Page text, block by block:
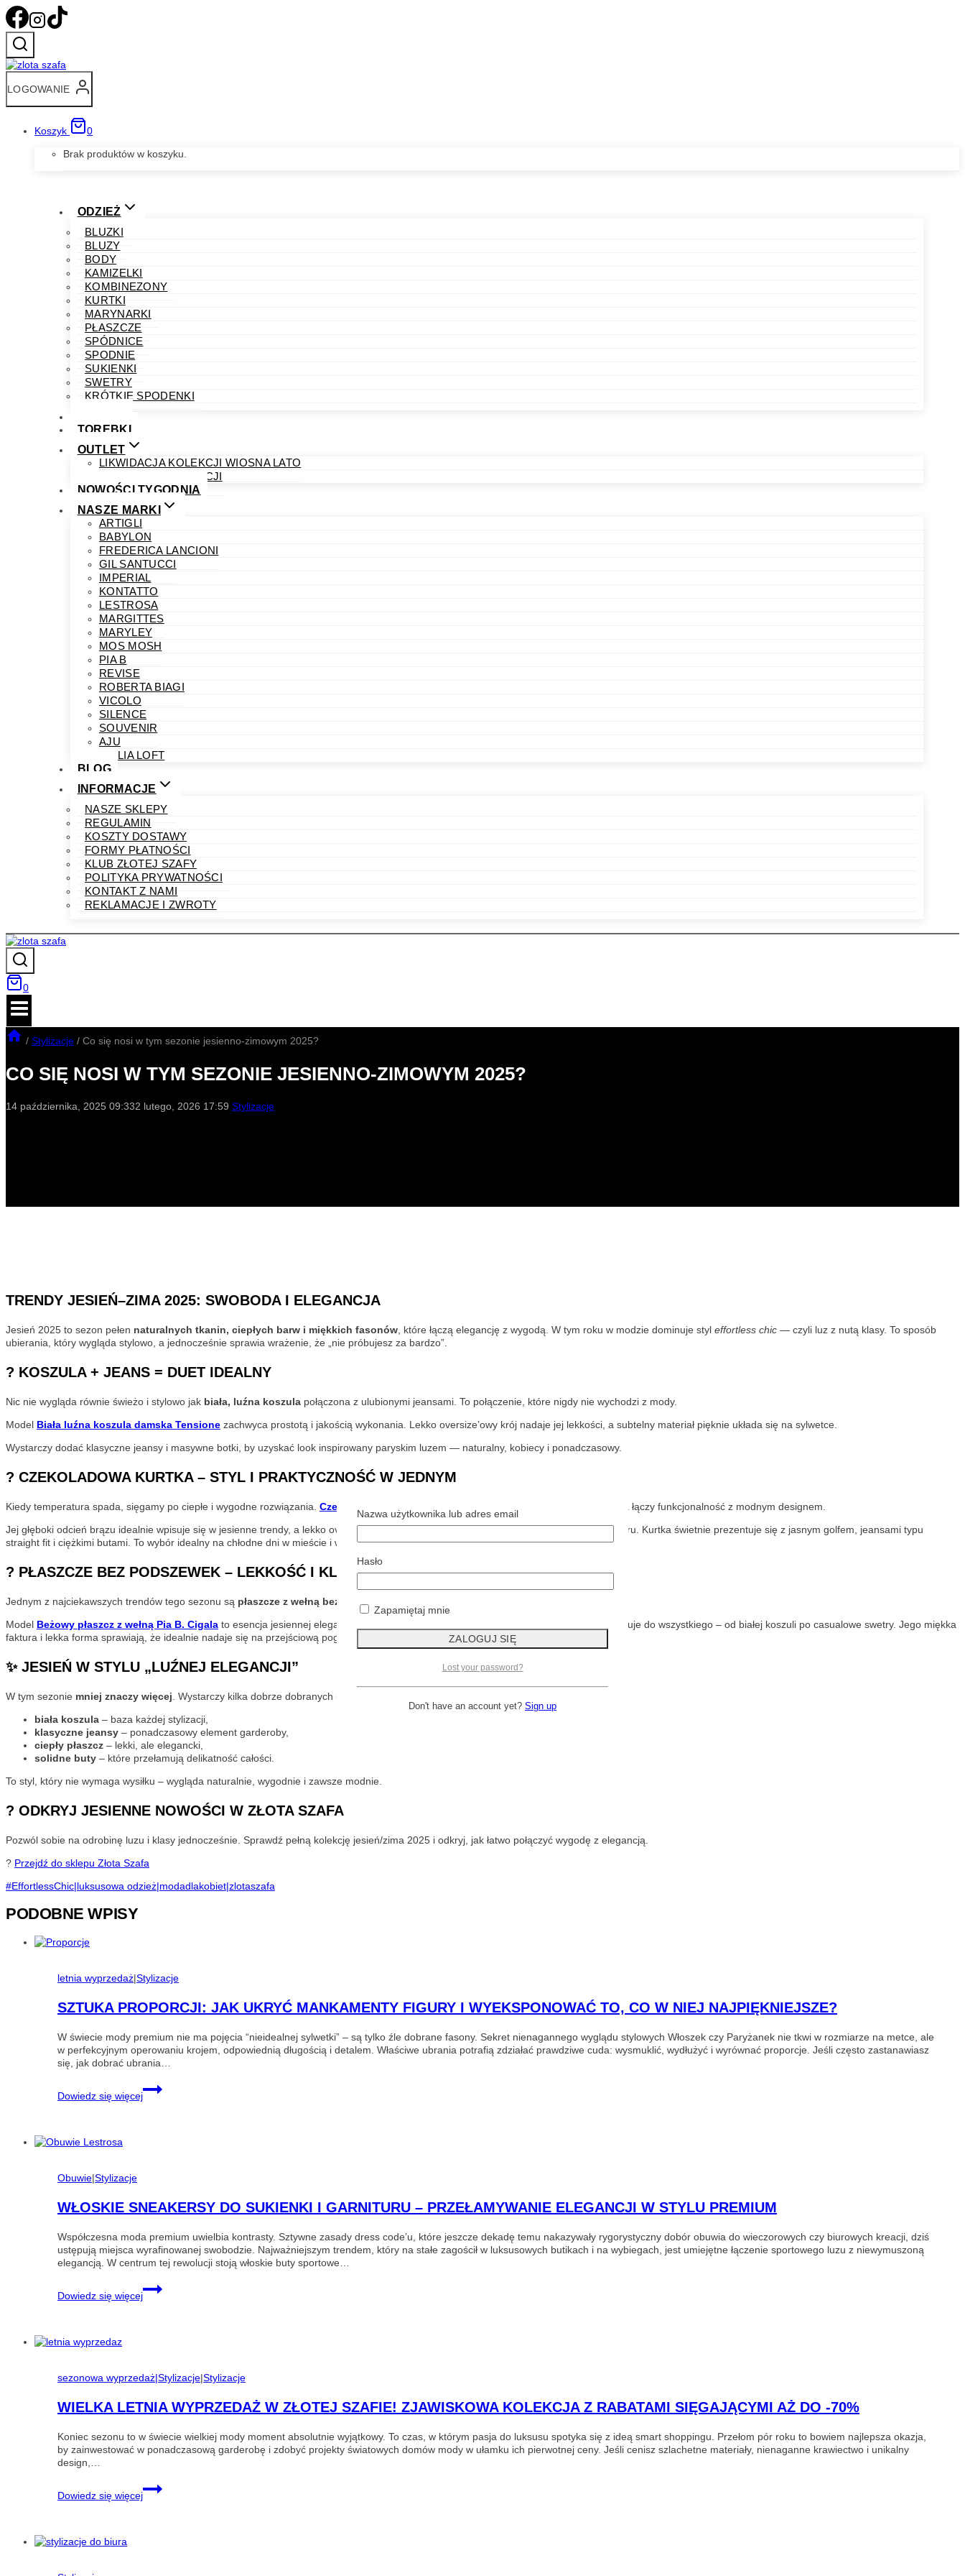
Przejdź
do
treści
LOGOWANIE
Koszyk
0
Brak produktów w koszyku.
ODZIEŻ
BLUZKI
BLUZY
BODY
KAMIZELKI
KOMBINEZONY
KURTKI
MARYNARKI
PŁASZCZE
SPÓDNICE
SPODNIE
SUKIENKI
SWETRY
KRÓTKIE SPODENKI
TOREBKI
OUTLET
LIKWIDACJA KOLEKCJI WIOSNA LATO
LIKWIDACJA KOLEKCJI
NOWOŚCI TYGODNIA
NASZE MARKI
ARTIGLI
BABYLON
FREDERICA LANCIONI
GIL SANTUCCI
IMPERIAL
KONTATTO
LESTROSA
MARGITTES
MARYLEY
MOS MOSH
PIA B
REVISE
ROBERTA BIAGI
VICOLO
SILENCE
SOUVENIR
AJU
PHILIA LOFT
BLOG
INFORMACJE
NASZE SKLEPY
REGULAMIN
KOSZTY DOSTAWY
FORMY PŁATNOŚCI
KLUB ZŁOTEJ SZAFY
POLITYKA PRYWATNOŚCI
KONTAKT Z NAMI
REKLAMACJE I ZWROTY
0
/ Stylizacje / Co się nosi w tym sezonie jesienno-zimowym 2025?
CO SIĘ NOSI W TYM SEZONIE JESIENNO-ZIMOWYM 2025?
14 października, 2025 09:332 lutego, 2026 17:59 Stylizacje
TRENDY JESIEŃ–ZIMA 2025: SWOBODA I ELEGANCJA
Jesień 2025 to sezon pełen naturalnych tkanin, ciepłych barw i miękkich fasonów , które łączą elegancję z wygodą. W tym roku w modzie dominuje styl effortless chic — czyli luz z nutą klasy. To sposób
ubierania, który wygląda stylowo, a jednocześnie sprawia wrażenie, że „nie próbujesz za bardzo”.
? KOSZULA + JEANS = DUET IDEALNY
Nic nie wygląda równie świeżo i stylowo jak biała, luźna koszula połączona z ulubionymi jeansami. To połączenie, które nigdy nie wychodzi z mody.
Model Biała luźna koszula damska Tensione zachwyca prostotą i jakością wykonania. Lekko oversize’owy krój nadaje jej lekkości, a subtelny materiał pięknie układa się na sylwetce.
Wystarczy dodać klasyczne jeansy i masywne botki, by uzyskać look inspirowany paryskim luzem — naturalny, kobiecy i ponadczasowy.
? CZEKOLADOWA KURTKA – STYL I PRAKTYCZNOŚĆ W JEDNYM
Kiedy temperatura spada, sięgamy po ciepłe i wygodne rozwiązania. Czekoladowa pikowana kurtka Skills Brooke
to propozycja, która łączy funkcjonalność z modnym designem.
Jej głęboki odcień brązu idealnie wpisuje się w jesienne trendy, a lekko oversize’owy krój i pikowanie dodają stylizacji miejskiego charakteru. Kurtka świetnie prezentuje się z jasnym golfem, jeansami typu
straight fit i ciężkimi butami. To wybór idealny na chłodne dni w mieście i weekendowe wypady za miasto.
? PŁASZCZE BEZ PODSZEWEK – LEKKOŚĆ I KLASA
Jednym z najciekawszych trendów tego sezonu są płaszcze z wełną bez podszewek
Model Beżowy płaszcz z wełną Pia B. Cigala to esencja jesiennej elegancji. Dzięki prostemu krojowi i naturalnemu odcieniowi beżu pasuje do wszystkiego – od białej koszuli po casualowe swetry. Jego miękka
faktura i lekka forma sprawiają, że idealnie nadaje się na przejściową pogodę, nie krępując ruchów i zapewniając pełen komfort.
✨ JESIEŃ W STYLU „LUŹNEJ ELEGANCJI”
W tym sezonie mniej znaczy więcej . Wystarczy kilka dobrze dobranych ubrań, by stworzyć look pełen klasy i swobody:
biała koszula – baza każdej stylizacji,
klasyczne jeansy – ponadczasowy element garderoby,
ciepły płaszcz – lekki, ale elegancki,
solidne buty – które przełamują delikatność całości.
To styl, który nie wymaga wysiłku – wygląda naturalnie, wygodnie i zawsze modnie.
?️ ODKRYJ JESIENNE NOWOŚCI W ZŁOTA SZAFA
Pozwól sobie na odrobinę luzu i klasy jednocześnie. Sprawdź pełną kolekcję jesień/zima 2025 i odkryj, jak łatwo połączyć wygodę z elegancją.
? Przejdź do sklepu Złota Szafa
Tagi
#EffortlessChic|luksusowa odzież|modadlakobiet|zlotaszafa
PODOBNE WPISY
letnia wyprzedaż|Stylizacje
SZTUKA PROPORCJI: JAK UKRYĆ MANKAMENTY FIGURY I WYEKSPONOWAĆ TO, CO W NIEJ NAJPIĘKNIEJSZE?
W świecie mody premium nie ma pojęcia “nieidealnej sylwetki” – są tylko źle dobrane fasony. Sekret nienagannego wyglądu stylowych Włoszek czy Paryżanek nie tkwi w rozmiarze na metce, ale
w perfekcyjnym operowaniu krojem, odpowiednią długością i detalem. Właściwe ubrania potrafią zdziałać prawdziwe cuda: wysmuklić, wydłużyć i wyrównać proporcje. Jeśli często zastanawiasz
się, jak dobrać ubrania…
Dowiedz się więcej
Sztuka
proporcji:
co
w
najpiękniejsze?
Obuwie|Stylizacje
WŁOSKIE SNEAKERSY DO SUKIENKI I GARNITURU – PRZEŁAMYWANIE ELEGANCJI W STYLU PREMIUM
Współczesna moda premium uwielbia kontrasty. Sztywne zasady dress code’u, które jeszcze dekadę temu nakazywały rygorystyczny dobór obuwia do wieczorowych czy biurowych kreacji, dziś
ustępują miejsca wyrafinowanej swobodzie. Najważniejszym trendem, który na stałe zagościł w luksusowych butikach i na wybiegach, jest umiejętne łączenie sportowego luzu z niewymuszoną
elegancją. W centrum tej rewolucji stoją włoskie buty sportowe…
Dowiedz się więcej
Włoskie
sneakersy
przełamywanie
w
stylu
sezonowa wyprzedaż|Stylizacje|Stylizacje
WIELKA LETNIA WYPRZEDAŻ W ZŁOTEJ SZAFIE! ZJAWISKOWA KOLEKCJA Z RABATAMI SIĘGAJĄCYMI AŻ DO -70%
Koniec sezonu to w świecie wielkiej mody moment absolutnie wyjątkowy. To czas, w którym pasja do luksusu spotyka się z ideą smart shoppingu. Przełom pór roku to bowiem najlepsza okazja,
by zainwestować w ponadczasową garderobę i zdobyć projekty światowych domów mody w ułamku ich pierwotnej ceny. Jeśli cenisz szlachetne materiały, nienaganne krawiectwo i unikalny
design,…
Dowiedz się więcej
Wielka
letnia
Nazwa użytkownika lub adres email
Hasło
Zapamiętaj mnie
Lost your password?
Don't have an account yet? Sign up